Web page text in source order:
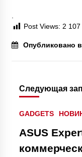
.
Post Views: 2 107
Опубликовано в
Следующая
GADGETS
ASUS